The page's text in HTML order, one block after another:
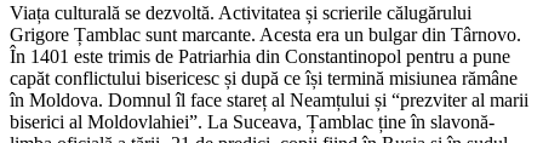
Viața culturală se dezvoltă. Activitatea și scrierile călugărului
Grigore Țamblac sunt marcante. Acesta era un bulgar din Târnovo.
În 1401 este trimis de Patriarhia din Constantinopol pentru a pune
capăt conflictului bisericesc și după ce își termină misiunea rămâne
în Moldova. Domnul îl face stareț al Neamțului și “prezviter al marii
biserici al Moldovlahiei”. La Suceava, Țamblac ține în slavonă-